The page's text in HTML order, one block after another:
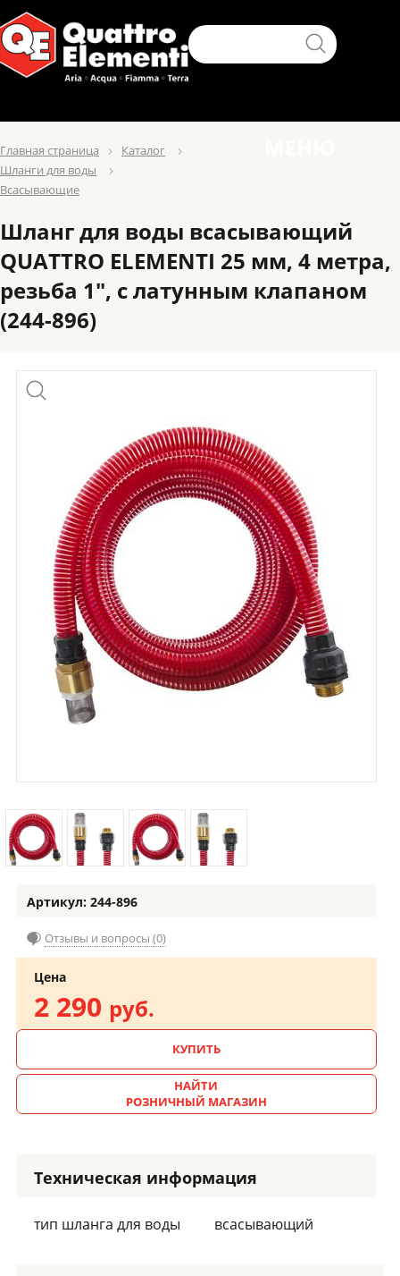
Главная страница
Каталог
Шланги для воды
Всасывающие
Шланг для воды всасывающий
QUATTRO ELEMENTI 25 мм, 4 метра,
резьба 1", с латунным клапаном
(244-896)
Артикул: 244-896
Отзывы и вопросы (0)
Цена
2 290 руб.
КУПИТЬ
НАЙТИ
РОЗНИЧНЫЙ МАГАЗИН
Техническая информация
тип шланга для воды всасывающий